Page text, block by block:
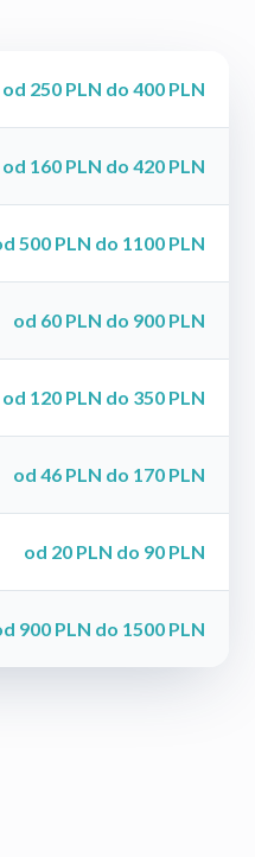
od 250 PLN do 400 PLN
od 160 PLN do 420 PLN
500 PLN do 1100 PLN
od 60 PLN do 900 PLN
od 120 PLN do 350 PLN
od 46 PLN do 170 PLN
od 20 PLN do 90 PLN
900 PLN do 1500 PLN